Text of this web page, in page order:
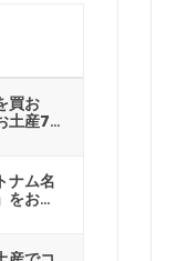
買お
土産7
ナム名
をお土